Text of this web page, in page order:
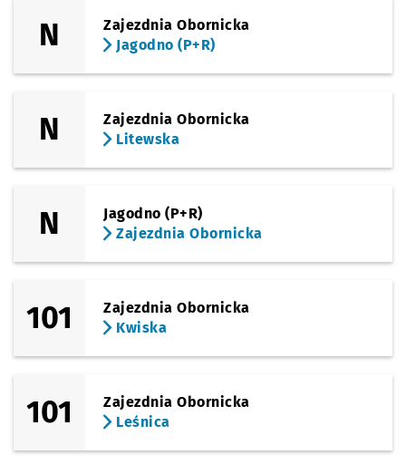
N
Zajezdnia Obornicka
Jagodno (P+R)
N
Zajezdnia Obornicka
Litewska
N
Jagodno (P+R)
Zajezdnia Obornicka
101
Zajezdnia Obornicka
Kwiska
101
Zajezdnia Obornicka
Leśnica